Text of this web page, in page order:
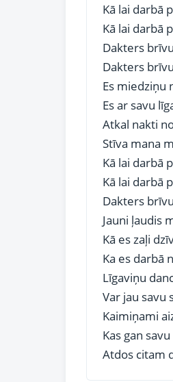
Kā lai darbā
Kā lai darbā
Dakters
Dakters
Es miedziņu
Es ar savu
Atkal nakti
Stīva mana
Kā lai darbā
Kā lai darbā
Dakters
Jauni ļaudis
Kā es zaļi
Ka es darbā
Līgaviņu
Var jau savu
Kaimiņami
Kas gan
Atdos citam